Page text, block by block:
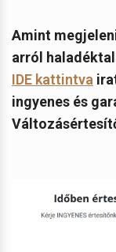
Amint
arról
IDE kattintva
ingyenes és